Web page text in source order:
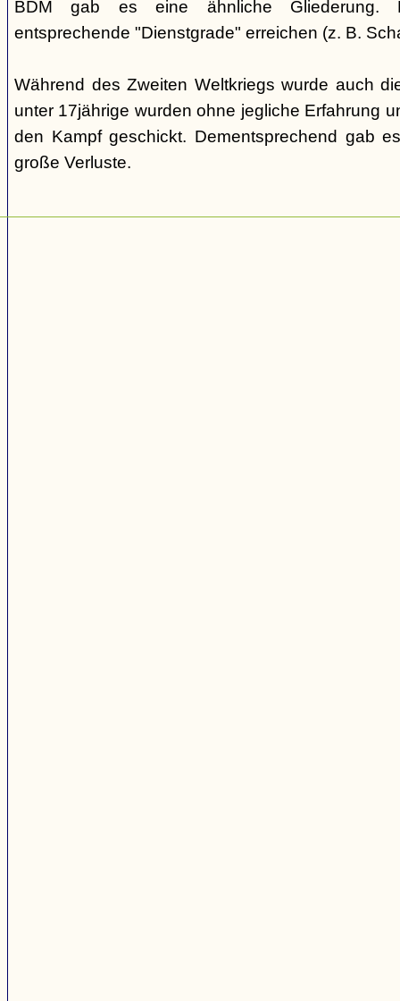
BDM gab es eine ähnliche Gliederung.
entsprechende "Dienstgrade" erreichen (z. B.
Während des Zweiten Weltkriegs wurde auch
unter 17jährige wurden ohne jegliche Erfahrung
den Kampf geschickt. Dementsprechend gab
große Verluste.